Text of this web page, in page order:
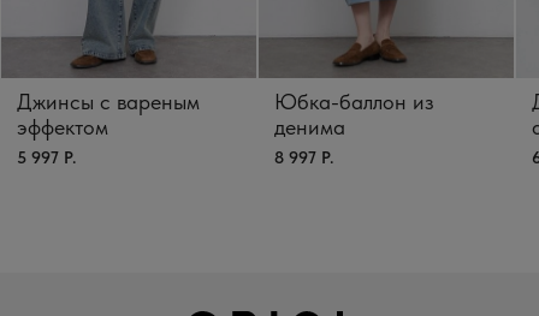
Джинсы с вареным
эффектом
5 997 Р.
Юбка-баллон из
денима
8 997 Р.